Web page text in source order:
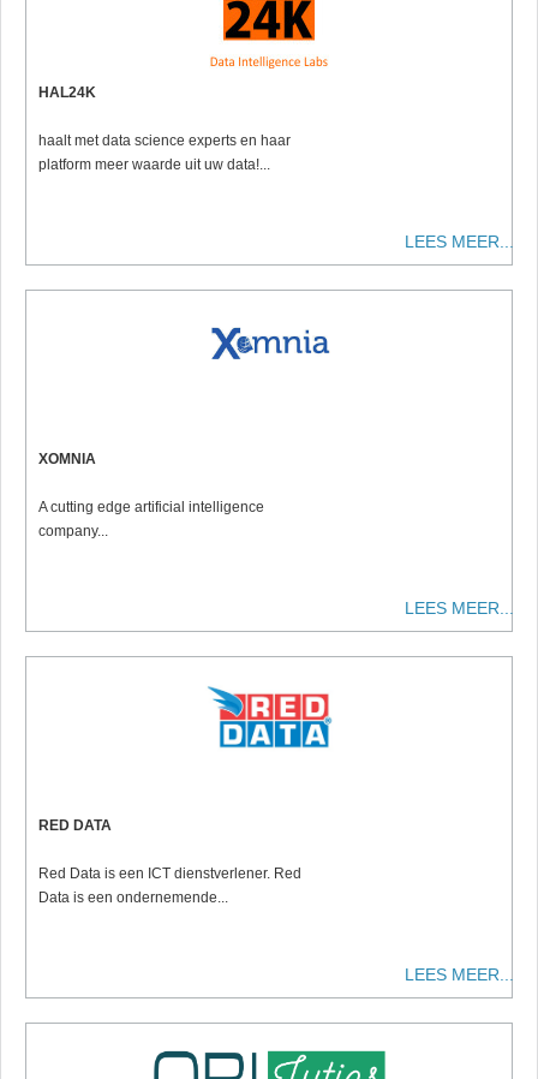
HAL24K
haalt met data science experts en haar
platform meer waarde uit uw data!...
LEES MEER...
XOMNIA
A cutting edge artificial intelligence
company...
LEES MEER...
RED DATA
Red Data is een ICT dienstverlener. Red
Data is een ondernemende...
LEES MEER...